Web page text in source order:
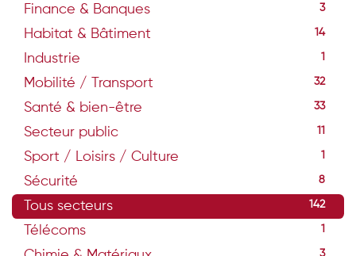
Finance & Banques 3
Habitat & Bâtiment 14
Industrie 1
Mobilité / Transport 32
Santé & bien-être 33
Secteur public 11
Sport / Loisirs / Culture 1
Sécurité 8
Tous secteurs 142
Télécoms 1
3